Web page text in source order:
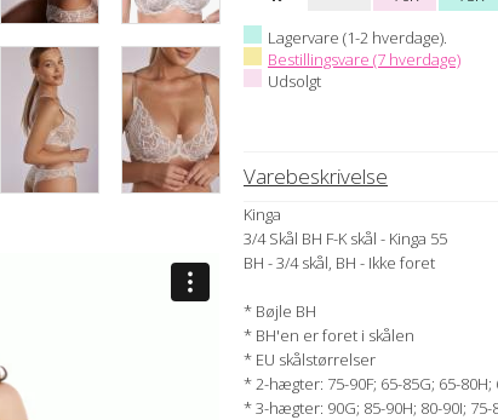
Lagervare (1-2 hverdage).
Bestillingsvare (7 hverdage)
Udsolgt
Varebeskrivelse
Kinga
3/4 Skål BH F-K skål - Kinga 55
BH - 3/4 skål, BH - Ikke foret
* Bøjle BH
* BH'en er foret i skålen
* EU skålstørrelser
* 2-hægter: 75-90F; 65-85G; 65-80H;
* 3-hægter: 90G; 85-90H; 80-90I; 75-